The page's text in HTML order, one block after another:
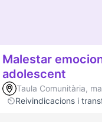
Malestar
adolescent
Taula Comunitària,
Reivindicacions i